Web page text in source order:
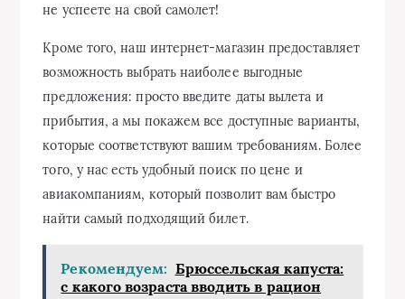
не успеете на свой самолет!
Кроме того, наш интернет-магазин предоставляет
возможность выбрать наиболее выгодные
предложения: просто введите даты вылета и
прибытия, а мы покажем все доступные варианты,
которые соответствуют вашим требованиям. Более
того, у нас есть удобный поиск по цене и
авиакомпаниям, который позволит вам быстро
найти самый подходящий билет.
Рекомендуем: Брюссельская капуста:
с какого возраста вводить в рацион